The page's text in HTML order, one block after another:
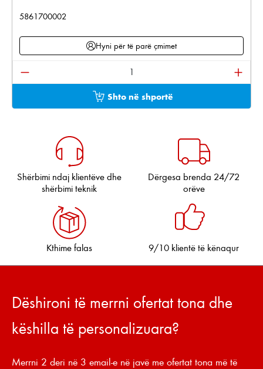
5861700002
Hyni për të parë çmimet
Sasia e produktit: Shkruani sasinë e dëshiruar
Shto në shportë
Shërbimi ndaj klientëve dhe
shërbimi teknik
Dërgesa brenda 24/72
orëve
Kthime falas 9/10 klientë të kënaqur
Dëshironi të merrni ofertat tona dhe
këshilla të personalizuara?
Merrni 2 deri në 3 email-e në javë me ofertat tona më të